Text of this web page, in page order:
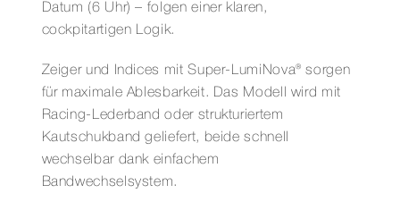
Datum (6 Uhr) – folgen einer klaren,
cockpitartigen Logik.
Zeiger und Indices mit Super‑LumiNova® sorgen
für maximale Ablesbarkeit. Das Modell wird mit
Racing‑Lederband oder strukturiertem
Kautschukband geliefert, beide schnell
wechselbar dank einfachem
Bandwechselsystem.